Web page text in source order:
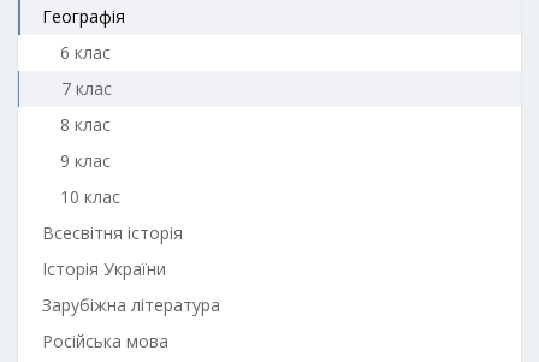
Географія
6 клас
7 клас
8 клас
9 клас
10 клас
Всесвітня історія
Історія України
Зарубіжна література
Російська мова